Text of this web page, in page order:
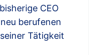
CEO
berufenen
Tätigkeit